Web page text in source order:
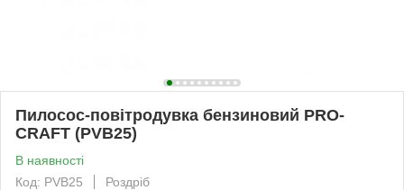
Пилосос-повітродувка бензиновий PRO-
CRAFT (PVB25)
В наявності
Код: PVB25
Роздріб